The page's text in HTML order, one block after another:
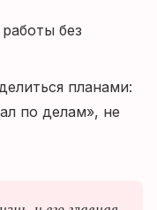
без
планами:
по делам», не